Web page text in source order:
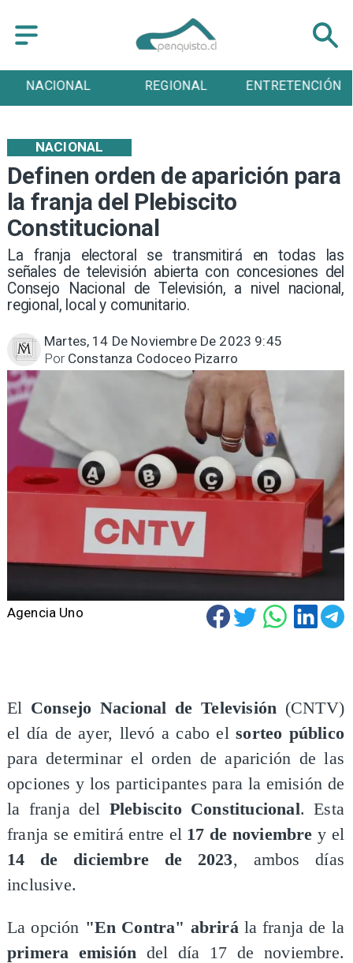
NACIONAL REGIONAL ENTRETENCIÓN
Definen orden de aparición para
la franja del Plebiscito
Constitucional
La franja electoral se transmitirá en todas las
señales de televisión abierta con concesiones del
Consejo Nacional de Televisión, a nivel nacional,
regional, local y comunitario.
NACIONAL
Martes, 14 De Noviembre De 2023 9:45
Constanza Codoceo Pizarro
Por
Agencia Uno
El Consejo Nacional de Televisión (CNTV)
el día de ayer, llevó a cabo elsorteo público
para determinar el orden de aparición de las
opciones y los participantes para la emisión de
la franja del Plebiscito Constitucional. Esta
franja se emitirá entre el 17 de noviembre y el
14 de diciembre de 2023, ambos días
inclusive.
La opción "En Contra" abrirá la franja de la
primera emisión del día 17 de noviembre.